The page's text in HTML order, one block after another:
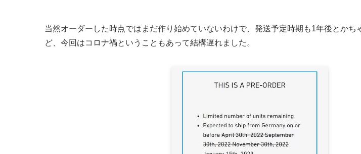
当然オーダーした時点ではまだ作り始めていないわけで、発送予定時期も1年後とかち
ど、今回はコロナ禍ということもあって結構遅れました。